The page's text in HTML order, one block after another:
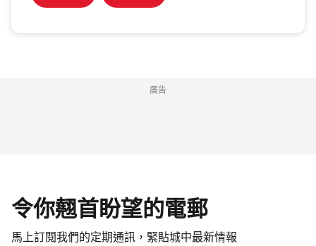
廣告
令你翹首盼望的電郵
馬上訂閱我們的定期通訊，緊貼城中最新情報